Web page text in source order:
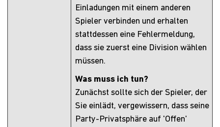
Einladungen mit einem anderen
Spieler verbinden und erhalten
stattdessen eine Fehlermeldung,
dass sie zuerst eine Division wählen
müssen.
Was muss ich tun?
Zunächst sollte sich der Spieler, der
Sie einlädt, vergewissern, dass seine
Party-Privatsphäre auf 'Offen'